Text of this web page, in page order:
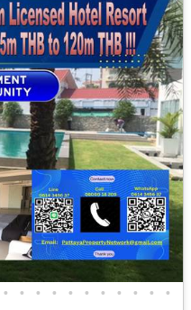
• • • • • • • • • • •